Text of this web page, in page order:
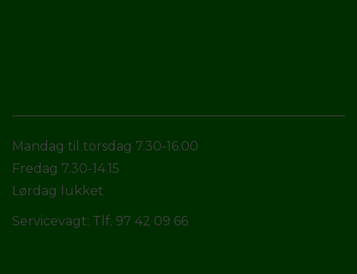
Mandag til torsdag 7.30-16.00
Fredag 7.30-14.15
Lørdag lukket
Servicevagt: Tlf. 97 42 09 66